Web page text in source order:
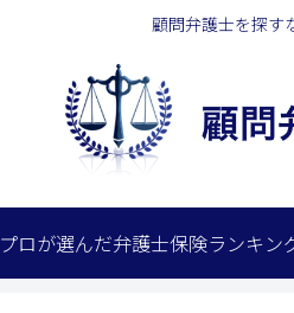
顧問弁護士を探す
プロが選んだ弁護士保険ランキン